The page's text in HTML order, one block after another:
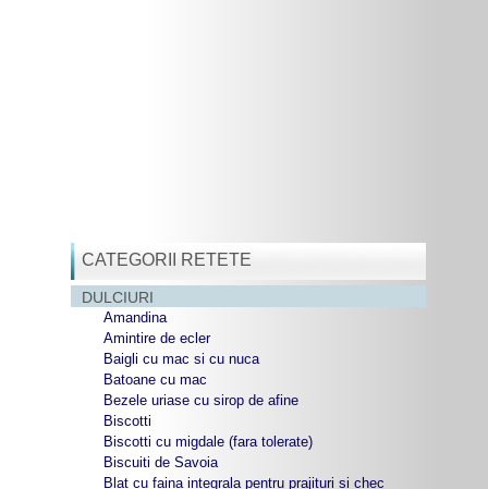
CATEGORII RETETE
DULCIURI
Amandina
Amintire de ecler
Baigli cu mac si cu nuca
Batoane cu mac
Bezele uriase cu sirop de afine
Biscotti
Biscotti cu migdale (fara tolerate)
Biscuiti de Savoia
Blat cu faina integrala pentru prajituri si chec